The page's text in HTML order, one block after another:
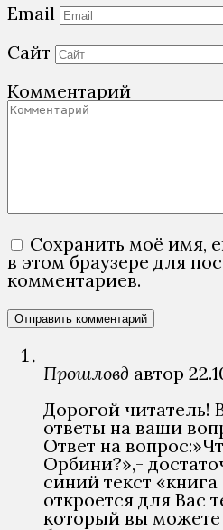
Email
Сайт
Комментарий
Сохранить моё имя,
в этом браузере для
комментариев.
Прошловѣд автор
Дорогой читатель!
ответы на ваши
Ответ на
Орбини?»,-
синий текст
откроется для Вас
который вы можете